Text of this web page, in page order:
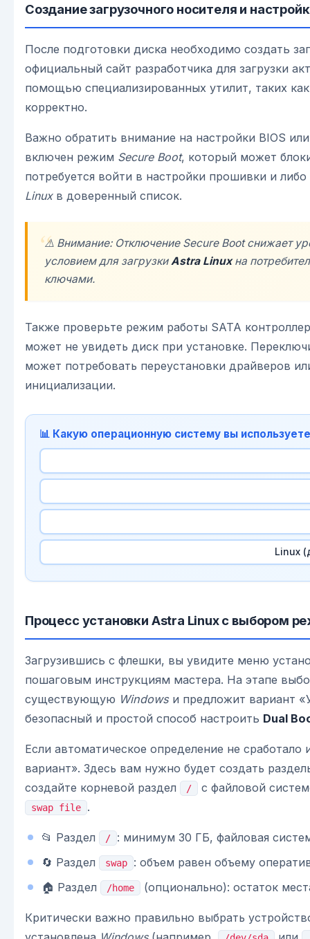
Создание загрузочного носителя и
После подготовки диска необходимо создать
официальный сайт разработчика для загрузки
помощью специализированных утилит, таких
корректно.
Важно обратить внимание на настройки BIOS
включен режим Secure Boot, который может
потребуется войти в настройки прошивки и
Linuxв доверенный список.
⚠️ Внимание: Отключение Secure Bootснижает
условием для загрузкиAstra Linuxна
ключами.
Также проверьте режим работы SATA
может не увидеть диск при установке.
может потребовать переустановки драйверов
инициализации.
📊 Какую операционную систему вы
Linux
Процесс установки Astra Linux с выбором
Загрузившись с флешки, вы увидите меню
пошаговым инструкциям мастера. На этапе
существующую Windowsи предложит вариант
безопасный и простой способ настроить Dual
Если автоматическое определение не
вариант». Здесь вам нужно будет создать
создайте корневой раздел
/ с файловой
swap file .
📂 Раздел /
: минимум 30 ГБ, файловая
🔄 Раздел
swap
: объем равен объему
🏠 Раздел
/home (опционально): остаток
Критически важно правильно выбрать